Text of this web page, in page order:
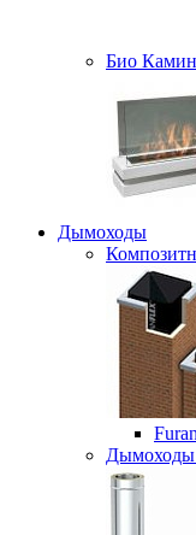
Био
Дымоходы
Дымоходы